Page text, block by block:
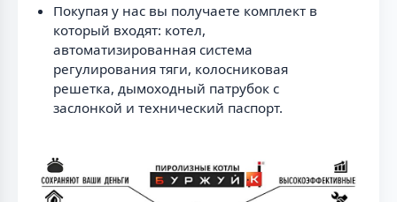
Покупая у нас вы получаете комплект в
который входят: котел,
автоматизированная система
регулирования тяги, колосниковая
решетка, дымоходный патрубок с
заслонкой и технический паспорт.